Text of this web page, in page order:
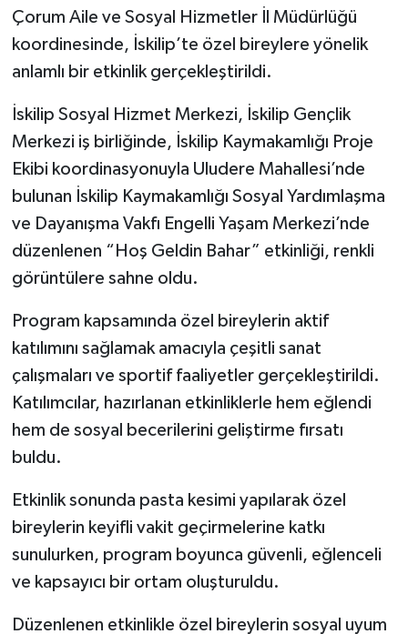
Çorum Aile ve Sosyal Hizmetler İl Müdürlüğü
koordinesinde, İskilip’te özel bireylere yönelik
anlamlı bir etkinlik gerçekleştirildi.
İskilip Sosyal Hizmet Merkezi, İskilip Gençlik
Merkezi iş birliğinde, İskilip Kaymakamlığı Proje
Ekibi koordinasyonuyla Uludere Mahallesi’nde
bulunan İskilip Kaymakamlığı Sosyal Yardımlaşma
ve Dayanışma Vakfı Engelli Yaşam Merkezi’nde
düzenlenen “Hoş Geldin Bahar” etkinliği, renkli
görüntülere sahne oldu.
Program kapsamında özel bireylerin aktif
katılımını sağlamak amacıyla çeşitli sanat
çalışmaları ve sportif faaliyetler gerçekleştirildi.
Katılımcılar, hazırlanan etkinliklerle hem eğlendi
hem de sosyal becerilerini geliştirme fırsatı
buldu.
Etkinlik sonunda pasta kesimi yapılarak özel
bireylerin keyifli vakit geçirmelerine katkı
sunulurken, program boyunca güvenli, eğlenceli
ve kapsayıcı bir ortam oluşturuldu.
Düzenlenen etkinlikle özel bireylerin sosyal uyum